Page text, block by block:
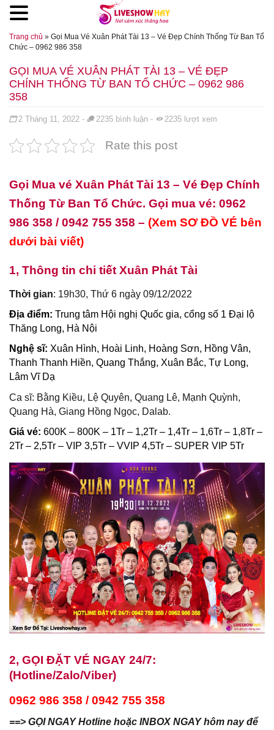
Đến nội dung chính
Trang chủ » Gọi Mua Vé Xuân Phát Tài 13 – Vé Đẹp Chính Thống Từ Ban Tổ
Chức – 0962 986 358
GỌI MUA VÉ XUÂN PHÁT TÀI 13 – VÉ ĐẸP
CHÍNH THỐNG TỪ BAN TỔ CHỨC – 0962 986
358
Đăng ngày
2 Tháng 11, 2022 - 2235 bình luận - 2235 lượt xem
Rate this post
Gọi Mua vé Xuân Phát Tài 13 – Vé Đẹp Chính
Thống Từ Ban Tổ Chức. Gọi mua vé: 0962
986 358 / 0942 755 358 – (Xem SƠ ĐỒ VÉ bên
dưới bài viết)
1, Thông tin chi tiết Xuân Phát Tài
Thời gian: 19h30, Thứ 6 ngày 09/12/2022
Địa điểm: Trung tâm Hội nghị Quốc gia, cổng số 1 Đại lộ
Thăng Long, Hà Nội
Nghệ sĩ: Xuân Hình, Hoài Linh, Hoàng Sơn, Hồng Vân,
Thanh Thanh Hiền, Quang Thắng, Xuân Bắc, Tự Long,
Lâm Vĩ Dạ
Ca sĩ: Bằng Kiều, Lệ Quyên, Quang Lê, Mạnh Quỳnh,
Quang Hà, Giang Hồng Ngọc, Dalab.
Giá vé: 600K – 800K – 1Tr – 1,2Tr – 1,4Tr – 1,6Tr – 1,8Tr –
2Tr – 2,5Tr – VIP 3,5Tr – VVIP 4,5Tr – SUPER VIP 5Tr
2, GỌI ĐẶT VÉ NGAY 24/7:
(Hotline/Zalo/Viber)
0962 986 358 / 0942 755 358
==> GỌI NGAY Hotline hoặc INBOX NGAY hôm nay để